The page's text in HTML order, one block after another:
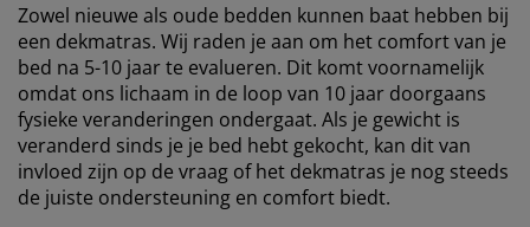
Zowel nieuwe als oude bedden kunnen baat hebben bij
een dekmatras. Wij raden je aan om het comfort van je
bed na 5-10 jaar te evalueren. Dit komt voornamelijk
omdat ons lichaam in de loop van 10 jaar doorgaans
fysieke veranderingen ondergaat. Als je gewicht is
veranderd sinds je je bed hebt gekocht, kan dit van
invloed zijn op de vraag of het dekmatras je nog steeds
de juiste ondersteuning en comfort biedt.